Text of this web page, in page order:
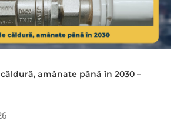
amânate până în 2030 –